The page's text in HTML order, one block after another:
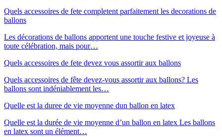
Quels accessoires de fete completent parfaitement les decorations de
ballons
Les décorations de ballons apportent une touche festive et joyeuse à
toute célébration, mais pour…
Quels accessoires de fete devez vous assortir aux ballons
Quels accessoires de fête devez-vous assortir aux ballons? Les
ballons sont indéniablement les…
Quelle est la duree de vie moyenne dun ballon en latex
Quelle est la durée de vie moyenne d’un ballon en latex Les ballons
en latex sont un élément…